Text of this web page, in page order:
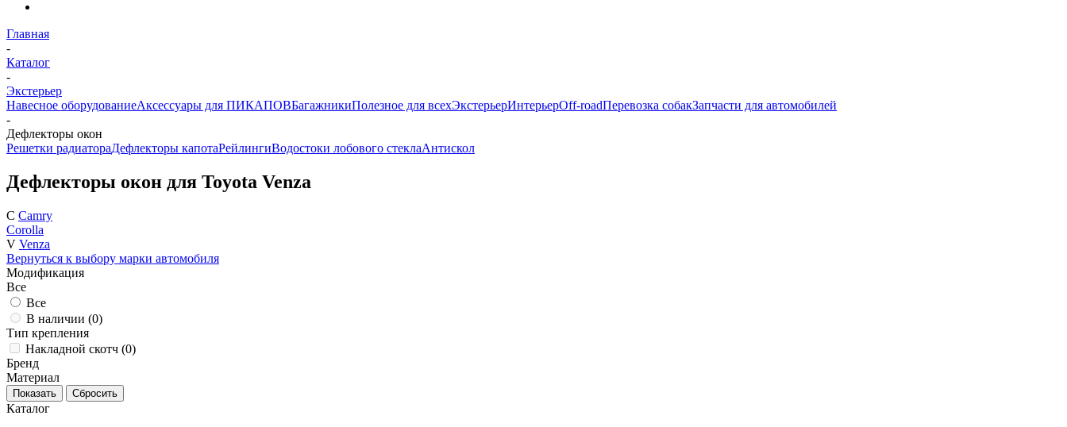
Главная
-
Каталог
-
Экстерьер
Навесное оборудованиеАксессуары для ПИКАПОВБагажникиПолезное для всехЭкстерьерИнтерьерOff-roadПеревозка собакЗапчасти для автомобилей
-
Дефлекторы окон
Решетки радиатораДефлекторы капотаРейлингиВодостоки лобового стеклаАнтискол
Дефлекторы окон для Toyota Venza
C Camry
Corolla
V Venza
Вернуться к выбору марки автомобиля
Модификация
Все
Все
В наличии (0)
Тип крепления
Накладной скотч (0)
Бренд
Материал
Каталог